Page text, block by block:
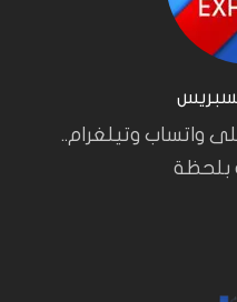
واتساب وتيلغرام..
بلحظة